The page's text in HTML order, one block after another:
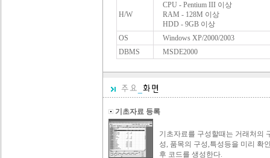
H/W
CPU - Pentium III 이상
RAM - 128M 이상
HDD - 9GB 이상
OS
Windows XP/2000/2003
DBMS
MSDE2000
기초자료 등록
기초자료를 구성할때는 거래처의
성, 품목의 구성,특성등을 미리 확
후 코드를 생성한다.